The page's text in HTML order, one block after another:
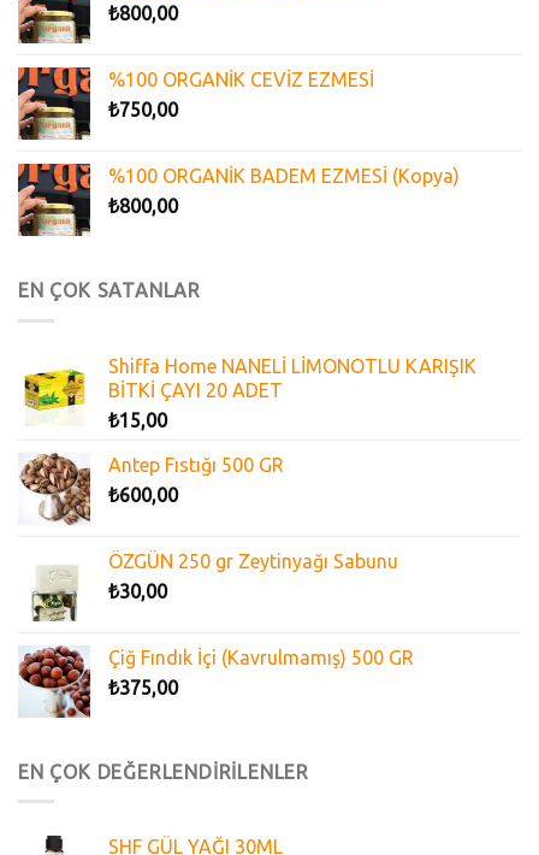
₺800,00
%100 ORGANİK CEVİZ EZMESİ
₺750,00
%100 ORGANİK BADEM EZMESİ (Kopya)
₺800,00
EN ÇOK SATANLAR
Shiffa Home NANELİ LİMONOTLU KARIŞIK
BİTKİ ÇAYI 20 ADET
₺15,00
Antep Fıstığı 500 GR
₺600,00
ÖZGÜN 250 gr Zeytinyağı Sabunu
₺30,00
Çiğ Fındık İçi (Kavrulmamış) 500 GR
₺375,00
EN ÇOK DEĞERLENDİRİLENLER
SHF GÜL YAĞI 30ML